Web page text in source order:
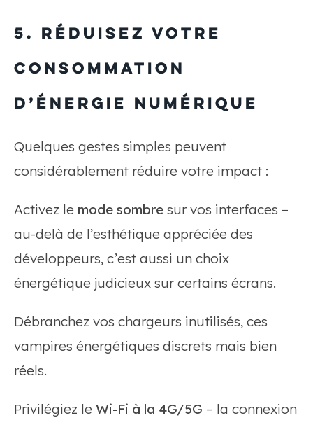
5. Réduisez votre
consommation
d’énergie numérique
Quelques gestes simples peuvent
considérablement réduire votre impact :
Activez le mode sombre sur vos interfaces –
au-delà de l’esthétique appréciée des
développeurs, c’est aussi un choix
énergétique judicieux sur certains écrans.
Débranchez vos chargeurs inutilisés, ces
vampires énergétiques discrets mais bien
réels.
Privilégiez le Wi-Fi à la 4G/5G – la connexion